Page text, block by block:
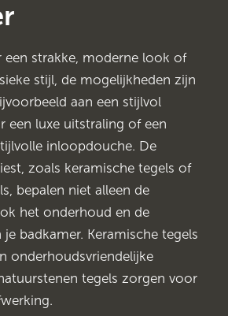
een strakke, moderne look of
stijl, de mogelijkheden zijn
aan een stijlvol
een luxe uitstraling of een
inloopdouche. De
zoals keramische tegels of
bepalen niet alleen de
het onderhoud en de
badkamer. Keramische tegels
onderhoudsvriendelijke
tegels zorgen voor